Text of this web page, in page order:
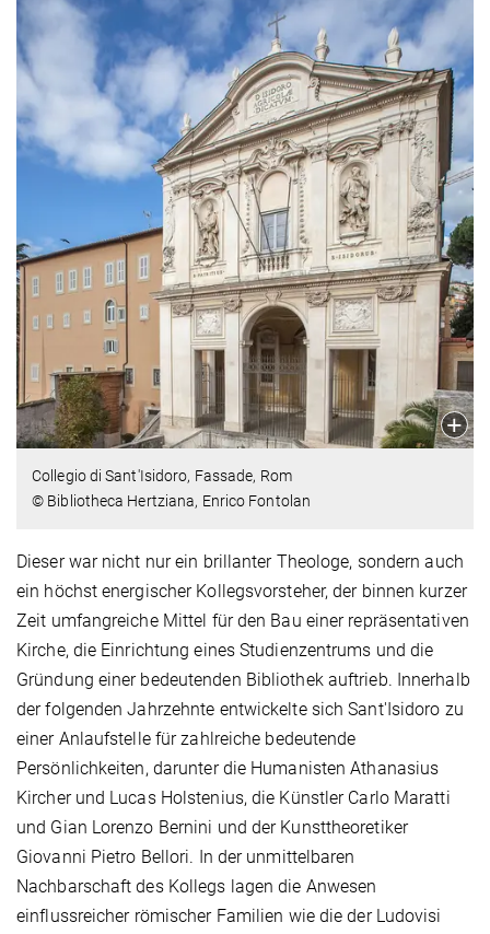
Collegio di Sant'Isidoro, Fassade, Rom
© Bibliotheca Hertziana, Enrico Fontolan
Dieser war nicht nur ein brillanter Theologe, sondern auch
ein höchst energischer Kollegsvorsteher, der binnen kurzer
Zeit umfangreiche Mittel für den Bau einer repräsentativen
Kirche, die Einrichtung eines Studienzentrums und die
Gründung einer bedeutenden Bibliothek auftrieb. Innerhalb
der folgenden Jahrzehnte entwickelte sich Sant'Isidoro zu
einer Anlaufstelle für zahlreiche bedeutende
Persönlichkeiten, darunter die Humanisten Athanasius
Kircher und Lucas Holstenius, die Künstler Carlo Maratti
und Gian Lorenzo Bernini und der Kunsttheoretiker
Giovanni Pietro Bellori. In der unmittelbaren
Nachbarschaft des Kollegs lagen die Anwesen
einflussreicher römischer Familien wie die der Ludovisi